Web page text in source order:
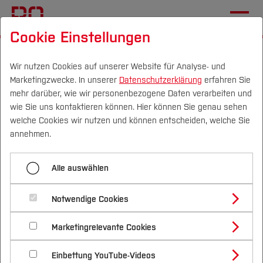
Campus Personen DE|EN Quicklinks
Studium
Studienangebote
Bachelorstudiengänge
Masterstudiengänge
Vor dem Studium
Bewerben & Einschreiben
Bewerbungsportal
Im Studium
Studienbüros und Prüfungen
Nach dem Studium
Forschung & Transfer
Profil
Forschungs- und Transferprofil
Schwerpunkte (FuT)
Beratung & Förderung
Nachhaltigkeit
Nachhaltigkeit studieren
International
Mechatronik und Maschinenbau
Aktuelles
Menü aufklappen
WoMINToring-Mentorin an der Seite!
Gastprofessor an der Vellore Institute of
Technology:
Hochschule Bochum hebt ab: Neue DLR-
Initiative für Kleinsatelliten startet
Winter School mit
kurzweiligem Programm
18.03.2024Mechatronik und Maschinenbau (FB M),
International Office
Cookie Einstellungen
Wir nutzen Cookies auf unserer Website für Analyse- und
Marketingzwecke. In unserer Datenschutzerklärung erfahren Sie
mehr darüber, wie wir personenbezogene Daten verarbeiten und
wie Sie uns kontaktieren können. Hier können Sie genau sehen
welche Cookies wir nutzen und können entscheiden, welche Sie
annehmen.
Alle auswählen
Notwendige Cookies
Marketingrelevante Cookies
Einbettung YouTube-Videos